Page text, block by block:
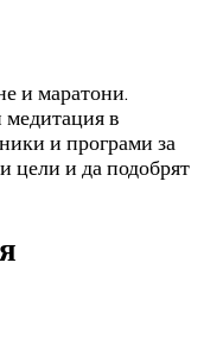
и маратони.
медитация в
и програми за
цели и да подобрят